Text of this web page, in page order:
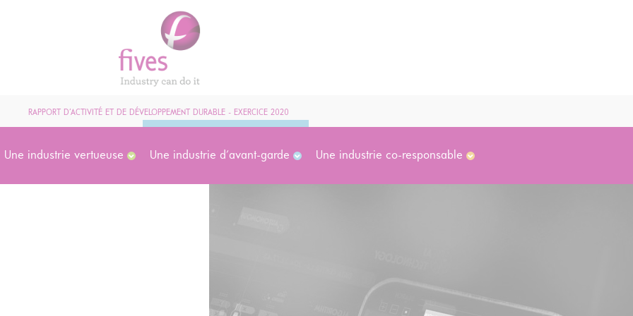
RAPPORT D’ACTIVITÉ ET DE DÉVELOPPEMENT DURABLE - EXERCICE 2020
Une industrie vertueuse Une industrie d'avant-garde Une industrie co-responsable